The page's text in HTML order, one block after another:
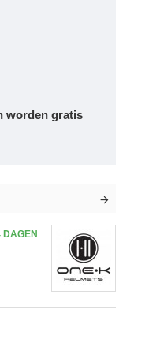
worden gratis
DAGEN